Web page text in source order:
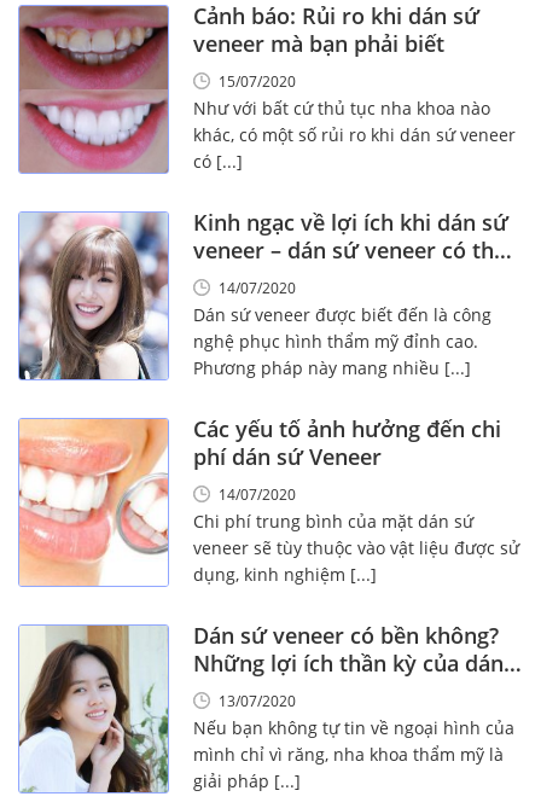
Cảnh báo: Rủi ro khi dán sứ
veneer mà bạn phải biết
15/07/2020
Như với bất cứ thủ tục nha khoa nào
khác, có một số rủi ro khi dán sứ veneer
có [...]
Kinh ngạc về lợi ích khi dán sứ
veneer – dán sứ veneer có thần
kỳ đến vậy?
14/07/2020
Dán sứ veneer được biết đến là công
nghệ phục hình thẩm mỹ đỉnh cao.
Phương pháp này mang nhiều [...]
Các yếu tố ảnh hưởng đến chi
phí dán sứ Veneer
14/07/2020
Chi phí trung bình của mặt dán sứ
veneer sẽ tùy thuộc vào vật liệu được sử
dụng, kinh nghiệm [...]
Dán sứ veneer có bền không?
Những lợi ích thần kỳ của dán
veneer
13/07/2020
Nếu bạn không tự tin về ngoại hình của
mình chỉ vì răng, nha khoa thẩm mỹ là
giải pháp [...]